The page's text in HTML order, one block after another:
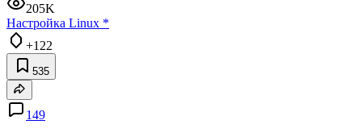
205K
Настройка Linux *
+122
535
149